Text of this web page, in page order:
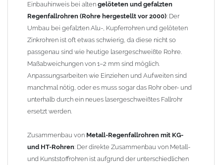
Einbauhinweis bei alten gelöteten und gefalzten
Regenfallrohren (Rohre hergestellt vor 2000): Der
Umbau bei gefalzten Alu-, Kupferrohren und gelöteten
Zinkrohren ist oft etwas schwierig, da diese nicht so
passgenau sind wie heutige lasergeschweißte Rohre.
Maßabweichungen von 1–2 mm sind möglich.
Anpassungsarbeiten wie Einziehen und Aufweiten sind
manchmal nötig, oder es muss sogar das Rohr ober- und
unterhalb durch ein neues lasergeschweißtes Fallrohr
ersetzt werden.
Zusammenbau von Metall-Regenfallrohren mit KG-
und HT-Rohren: Der direkte Zusammenbau von Metall-
und Kunststoffrohren ist aufgrund der unterschiedlichen